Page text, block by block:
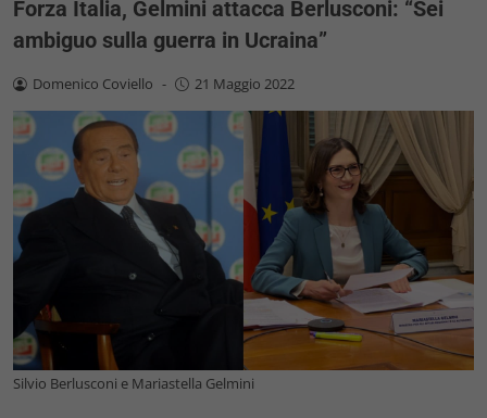
Forza Italia, Gelmini attacca Berlusconi: “Sei
ambiguo sulla guerra in Ucraina”
Domenico Coviello - 21 Maggio 2022
Silvio Berlusconi e Mariastella Gelmini